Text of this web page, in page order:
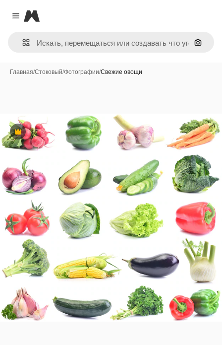
Close menu
Magnific
Поиск
Главная/Стоковый/Фотографии/Свежие овощи
Премиум